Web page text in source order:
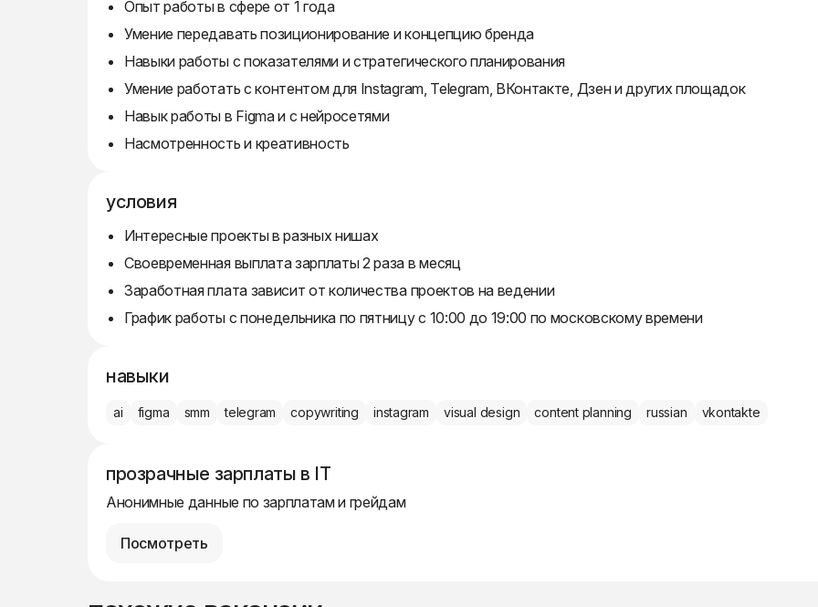
Опыт работы в сфере от 1 года
Умение передавать позиционирование и концепцию бренда
Навыки работы с показателями и стратегического планирования
Умение работать с контентом для Instagram, Telegram, ВКонтакте, Дзен и других площадок
Навык работы в Figma и с нейросетями
Насмотренность и креативность
условия
Интересные проекты в разных нишах
Своевременная выплата зарплаты 2 раза в месяц
Заработная плата зависит от количества проектов на ведении
График работы с понедельника по пятницу с 10:00 до 19:00 по московскому времени
навыки
ai figma smm telegram copywriting instagram visual design content planning russian vkontakte
прозрачные зарплаты в IT
Анонимные данные по зарплатам и грейдам
Посмотреть